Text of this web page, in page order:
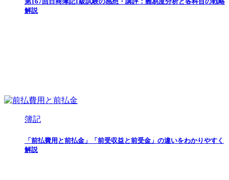
解説
簿記
「前払費用と前払金」「前受収益と前受金」の違いをわかりやすく
解説